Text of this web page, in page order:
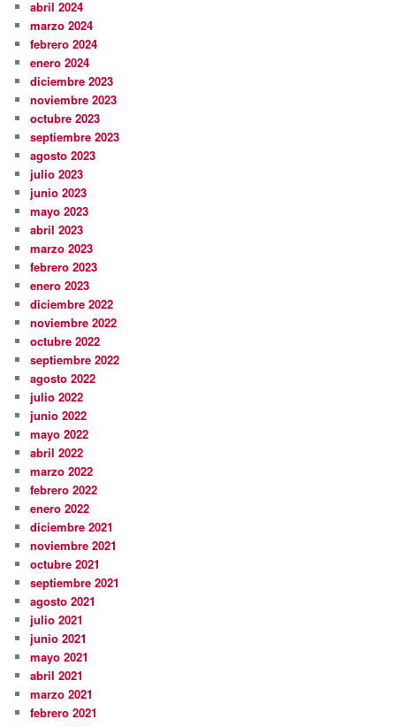
abril 2024
marzo 2024
febrero 2024
enero 2024
diciembre 2023
noviembre 2023
octubre 2023
septiembre 2023
agosto 2023
julio 2023
junio 2023
mayo 2023
abril 2023
marzo 2023
febrero 2023
enero 2023
diciembre 2022
noviembre 2022
octubre 2022
septiembre 2022
agosto 2022
julio 2022
junio 2022
mayo 2022
abril 2022
marzo 2022
febrero 2022
enero 2022
diciembre 2021
noviembre 2021
octubre 2021
septiembre 2021
agosto 2021
julio 2021
junio 2021
mayo 2021
abril 2021
marzo 2021
febrero 2021